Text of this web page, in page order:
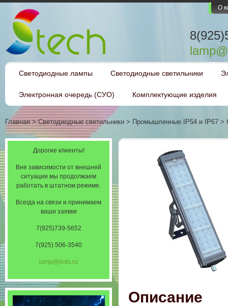
О
Светодиодные лампы Светодиодные светильники
Электронная очередь (СУО) Комплектующие изделия
Главная>Светодиодные светильники > Промышленные IP54 и IP67 >
Описание
Дорогие клиенты!
Вне зависимости от внешней
ситуации мы продолжаем
работать в штатном режиме.
Всегда на связи и принимаем
ваши заявки
7(925)739-5652
7(925) 506-3540
lamp@leds.ru